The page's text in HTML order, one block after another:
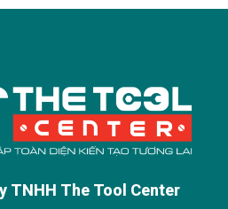
TNHH The Tool Center